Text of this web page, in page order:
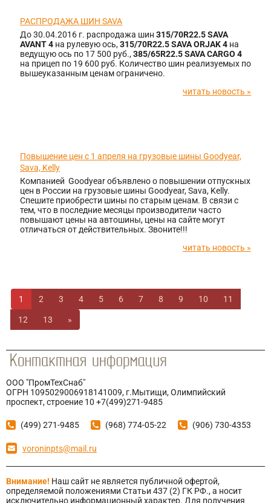
РАСПРОДАЖА ШИН SAVA
До 30.04.2016 г. распродажа шин 315/70R22.5 SAVA
AVANT 4 на рулевую ось,315/70R22.5 SAVA ORJAK 4 на
ведущую ось по 17 500 руб.,385/65R22.5 SAVA CARGO 4
на прицеп по 19 600 руб. Количество шин реализуемых по
вышеуказанным ценам ограничено.
читать новость »
Повышение цен с 1 апреля на грузовые шины Goodyear,
Sava, Kelly
Компанией Goodyear объявлено о повышении отпускных
цен в России на грузовые шины Goodyear, Sava, Kelly.
Спешите приобрести шины по старым ценам. В связи с
тем, что в последние месяцы производители часто
повышают цены на автошины, цены на сайте могут
отличаться от действительных. Звоните!!!
читать новость »
1 2 3 4 5 6 7 8 9 10 11
12 13 »
ООО "ПромТехСнаб"
ОГРН 1095029006918141009, г.Мытищи, Олимпийский
проспект, строение 10 +7(499)271-9485
(499) 271-9485 (968) 774-05-22 (906) 730-4353
voroninpts@mail.ru
Внимание! Наш сайт не является публичной офертой,
определяемой положениями Статьи 437 (2) ГК РФ., а носит
исключительно информационный характер. Для получения